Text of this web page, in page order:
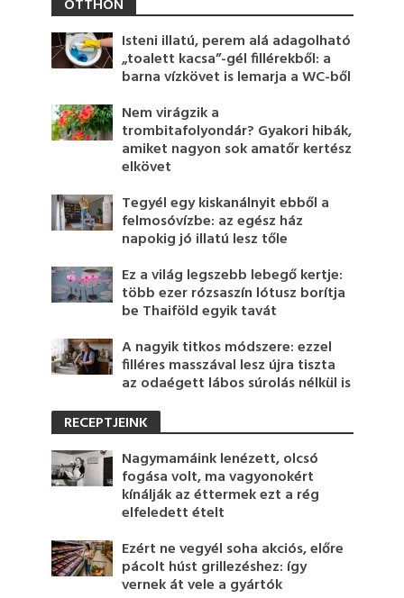
OTTHON
Isteni illatú, perem alá adagolható
„toalett kacsa”-gél fillérekből: a
barna vízkövet is lemarja a WC-ből
Nem virágzik a
trombitafolyondár? Gyakori hibák,
amiket nagyon sok amatőr kertész
elkövet
Tegyél egy kiskanálnyit ebből a
felmosóvízbe: az egész ház
napokig jó illatú lesz tőle
Ez a világ legszebb lebegő kertje:
több ezer rózsaszín lótusz borítja
be Thaiföld egyik tavát
A nagyik titkos módszere: ezzel
filléres masszával lesz újra tiszta
az odaégett lábos súrolás nélkül is
RECEPTJEINK
Nagymamáink lenézett, olcsó
fogása volt, ma vagyonokért
kínálják az éttermek ezt a rég
elfeledett ételt
Ezért ne vegyél soha akciós, előre
pácolt húst grillezéshez: így
vernek át vele a gyártók